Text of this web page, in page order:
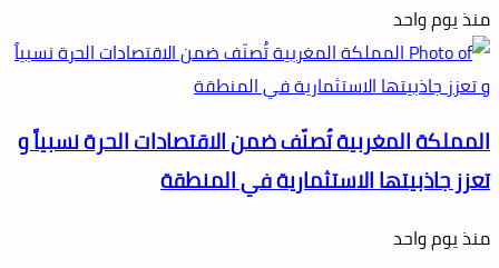
منذ يوم واحد
المملكة المغربية تُصنّف ضمن الاقتصادات الحرة نسبياً و
تعزز جاذبيتها الاستثمارية في المنطقة
منذ يوم واحد